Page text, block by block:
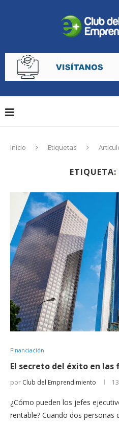
Inicio Etiquetas
ETIQUETA:
Financiación
El secreto del éxito en las
por Club del Emprendimiento
¿Cómo pueden los jefes
rentable? Cuando dos personas